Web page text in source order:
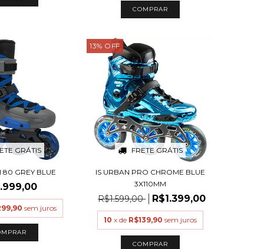
COMPRAR
GRÁTIS
80 GREY BLUE
sem juros
13% OFF
FRETE GRÁTIS
IS URBAN PRO CHROME BLUE
3X110MM
R$1.599,00 R$1.399,00
10 x de R$139,90 sem juros
COMPRAR